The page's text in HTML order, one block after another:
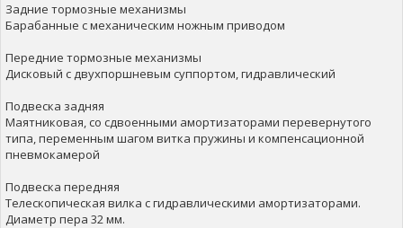
Задние тормозные механизмы
Барабанные с механическим ножным приводом
Передние тормозные механизмы
Дисковый с двухпоршневым суппортом, гидравлический
Подвеска задняя
Маятниковая, со сдвоенными амортизаторами перевернутого
типа, переменным шагом витка пружины и компенсационной
пневмокамерой
Подвеска передняя
Телескопическая вилка с гидравлическими амортизаторами.
Диаметр пера 32 мм.